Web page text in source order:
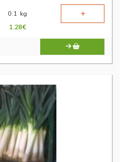
0.1 kg +
1.28€